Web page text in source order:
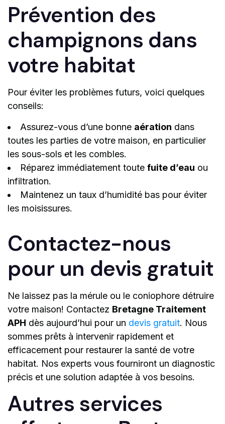
Prévention des
champignons dans
votre habitat
Pour éviter les problèmes futurs, voici quelques
conseils:
Assurez-vous d’une bonne aération dans
toutes les parties de votre maison, en particulier
les sous-sols et les combles.
Réparez immédiatement toute fuite d’eau ou
infiltration.
Maintenez un taux d’humidité bas pour éviter
les moisissures.
Contactez-nous
pour un devis gratuit
Ne laissez pas la mérule ou le coniophore détruire
votre maison! Contactez Bretagne Traitement
APH dès aujourd’hui pour un devis gratuit. Nous
sommes prêts à intervenir rapidement et
efficacement pour restaurer la santé de votre
habitat. Nos experts vous fourniront un diagnostic
précis et une solution adaptée à vos besoins.
Autres services